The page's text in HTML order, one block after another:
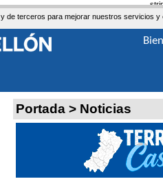
de terceros para mejorar nuestros servicios
Portada > Noticias